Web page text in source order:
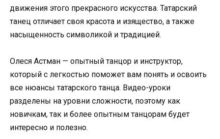
движения этого прекрасного искусства. Татарский
танец отличает своя красота и изящество, а также
насыщенность символикой и традицией.
Олеся Астман — опытный танцор и инструктор,
который с легкостью поможет вам понять и освоить
все нюансы татарского танца. Видео-уроки
разделены на уровни сложности, поэтому как
новичкам, так и более опытным танцорам будет
интересно и полезно.